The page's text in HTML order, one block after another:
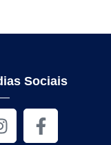
Sociais